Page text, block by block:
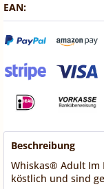
EAN:
Beschreibung
Whiskas® Adult Im
köstlich und sind